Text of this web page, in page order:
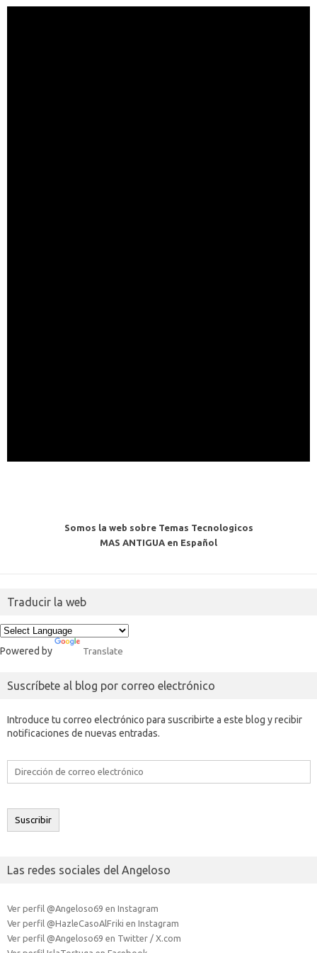
Somos la web sobre Temas Tecnologicos
MAS ANTIGUA en Español
Traducir la web
Powered by Translate
Suscríbete al blog por correo electrónico
Introduce tu correo electrónico para suscribirte a este blog y recibir
notificaciones de nuevas entradas.
Dirección
electrónico
Suscribir
Las redes sociales del Angeloso
Ver perfil @Angeloso69 en Instagram
Ver perfil @HazleCasoAlFriki en Instagram
Ver perfil @Angeloso69 en Twitter / X.com